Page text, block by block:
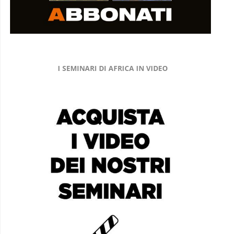
I SEMINARI DI AFRICA IN VIDEO